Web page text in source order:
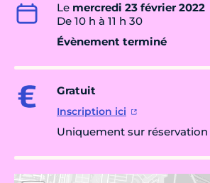
Le mercredi 23 février 2022
De 10 h à 11 h 30
Évènement terminé
Gratuit
Inscription ici
Uniquement sur réservation